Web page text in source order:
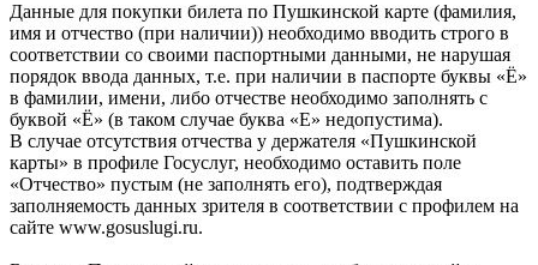
Данные для покупки билета по Пушкинской карте (фамилия,
имя и отчество (при наличии)) необходимо вводить строго в
соответствии со своими паспортными данными, не нарушая
порядок ввода данных, т.е. при наличии в паспорте буквы «Ё»
в фамилии, имени, либо отчестве необходимо заполнять с
буквой «Ё» (в таком случае буква «Е» недопустима).
В случае отсутствия отчества у держателя «Пушкинской
карты» в профиле Госуслуг, необходимо оставить поле
«Отчество» пустым (не заполнять его), подтверждая
заполняемость данных зрителя в соответствии с профилем на
сайте www.gosuslugi.ru.